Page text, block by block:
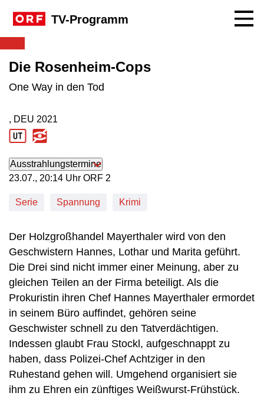
TV-Programm
Die Rosenheim-Cops
One Way in den Tod
Produktionsland: DEU
, DEU
Produktionsjahr: 2021
2021
Ausstrahlungstermine
23. Juli, 20:14 Uhr in ORF 2
23.07., 20:14 Uhr ORF 2
Serie Spannung Krimi
Der Holzgroßhandel Mayerthaler wird von den
Geschwistern Hannes, Lothar und Marita geführt.
Die Drei sind nicht immer einer Meinung, aber zu
gleichen Teilen an der Firma beteiligt. Als die
Prokuristin ihren Chef Hannes Mayerthaler ermordet
in seinem Büro auffindet, gehören seine
Geschwister schnell zu den Tatverdächtigen.
Indessen glaubt Frau Stockl, aufgeschnappt zu
haben, dass Polizei-Chef Achtziger in den
Ruhestand gehen will. Umgehend organisiert sie
ihm zu Ehren ein zünftiges Weißwurst-Frühstück.